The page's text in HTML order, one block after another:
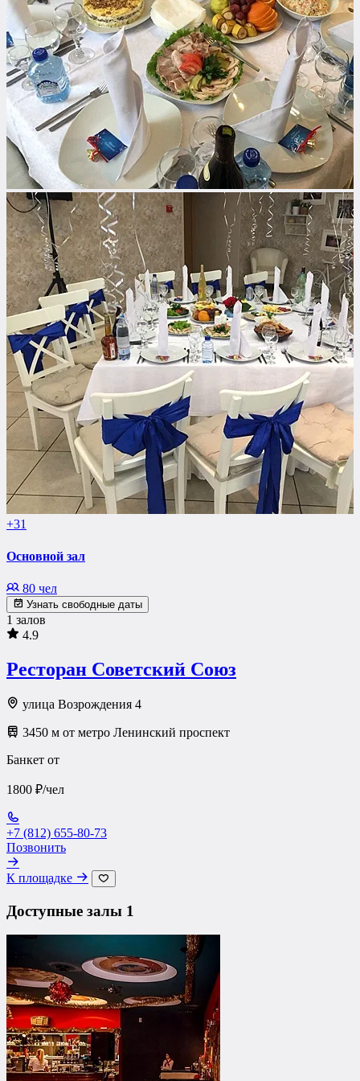
+31
Основной зал
80 чел
Узнать свободные даты
1 залов
4.9
Ресторан Советский Союз
улица Возрождения 4
3450 м от метро Ленинский проспект
Банкет от
1800 ₽/чел
+7 (812) 655-80-73
Позвонить
К площадке
Доступные залы 1